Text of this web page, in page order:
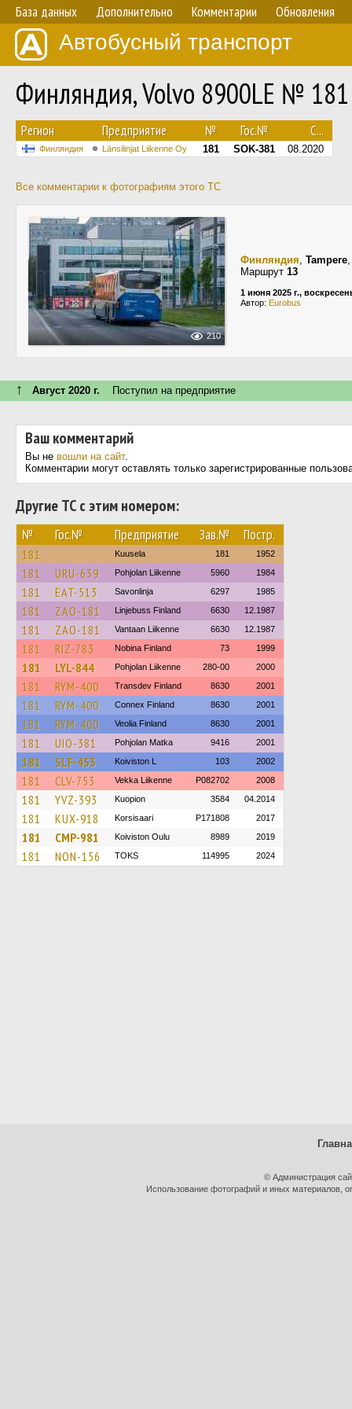
База данных Дополнительно Комментарии Обновления
Автобусный транспорт
Финляндия, Volvo 8900LE № 181
Регион Предприятие № Гос.№ С...
Финляндия Länsilinjat Liikenne Oy 181 SOK-381 08.2020
Все комментарии к фотографиям этого ТС
210
Финляндия, Tampere
Маршрут 13
1 июня 2025 г.,
Автор: Eurobus
↑ Август 2020 г. Поступил на предприятие
Ваш комментарий
Вы не вошли на сайт.
Комментарии могут оставлять только зарегистрированные
Другие ТС с этим номером:
№ Гос.№ Предприятие Зав.№ Постр.
181 Kuusela 181 1952
181 URU-639 Pohjolan Liikenne 5960 1984
181 EAT-513 Savonlinja 6297 1985
181 ZAO-181 Linjebuss Finland 6630 12.1987
181 ZAO-181 Vantaan Liikenne 6630 12.1987
181 RIZ-783 Nobina Finland 73 1999
181 LYL-844 Pohjolan Liikenne 280-00 2000
181 RYM-400 Transdev Finland 8630 2001
181 RYM-400 Connex Finland 8630 2001
181 RYM-400 Veolia Finland 8630 2001
181 UIO-381 Pohjolan Matka 9416 2001
181 SLF-453 Koiviston L 103 2002
181 CLV-753 Vekka Liikenne P082702 2008
181 YVZ-393 Kuopion 3584 04.2014
181 KUX-918 Korsisaari P171808 2017
181 CMP-981 Koiviston Oulu 8989 2019
181 NON-156 TOKS 114995 2024
© Администрация
Использование фотографий и иных материалов,